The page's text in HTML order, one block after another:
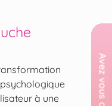
à une